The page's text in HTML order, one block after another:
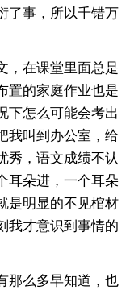
了事，所以千错万
，在课堂里面总是
置的家庭作业也是
下怎么可能会考出
我叫到办公室，给
秀，语文成绩不认
耳朵进，一个耳朵
是明显的不见棺材
我才意识到事情的
那么多早知道，也